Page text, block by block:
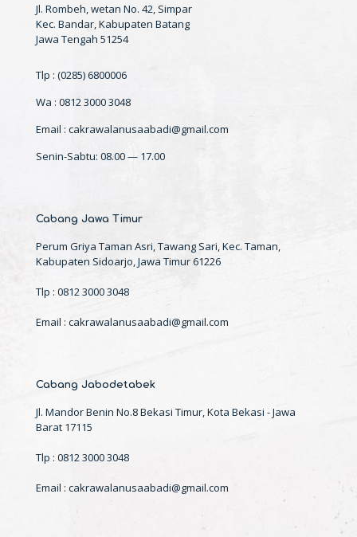
Jl. Rombeh, wetan No. 42, Simpar
Kec. Bandar, Kabupaten Batang
Jawa Tengah 51254
Tlp : (0285) 6800006
Wa : 0812 3000 3048
Email : cakrawalanusaabadi@gmail.com
Senin-Sabtu: 08.00 — 17.00
Cabang Jawa Timur
Perum Griya Taman Asri, Tawang Sari, Kec. Taman,
Kabupaten Sidoarjo, Jawa Timur 61226
Tlp : 0812 3000 3048
Email : cakrawalanusaabadi@gmail.com
Cabang Jabodetabek
Jl. Mandor Benin No.8 Bekasi Timur, Kota Bekasi - Jawa
Barat 17115
Tlp : 0812 3000 3048
Email : cakrawalanusaabadi@gmail.com